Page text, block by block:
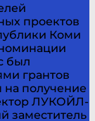
проектов
Коми
был
грантов
на получение
ЛУКОЙЛ-
заместитель